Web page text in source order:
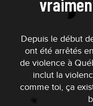
Depuis le début
ont été arrêtés
de violence à
inclut la
comme toi, ça